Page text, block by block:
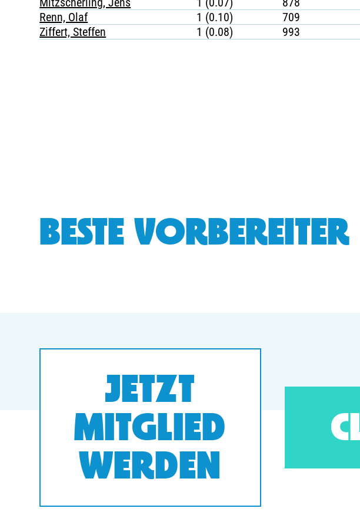
Renn, Olaf
1 (0.10) 709
Ziffert, Steffen
1 (0.08) 993
BESTE VORBEREITER
JETZT
MITGLIED
WERDEN